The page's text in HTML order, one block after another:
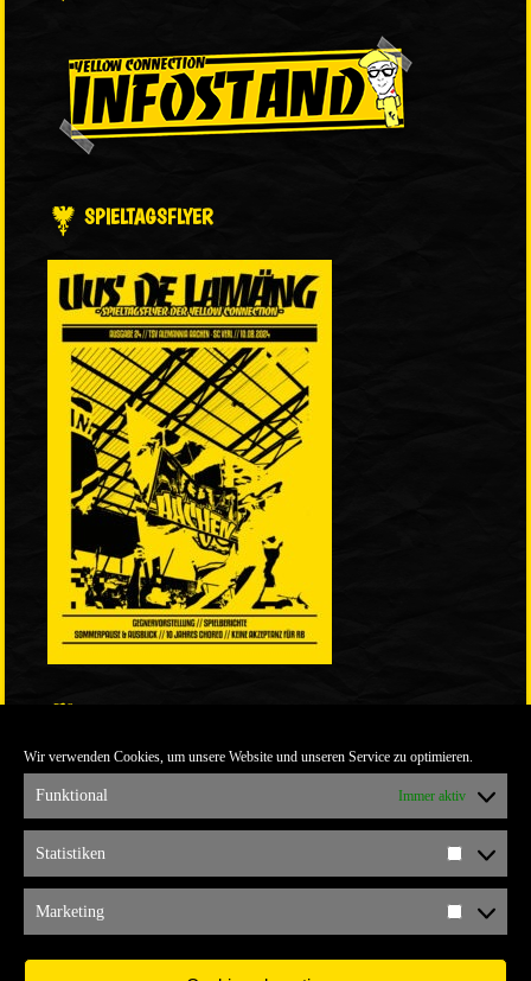
Wir verwenden Cookies, um unsere Website und unseren Service zu optimieren.
Funktional Immer aktiv
Statistiken
Marketing
SPIELTAGSFLYER
ULTRABLOG DER YELLOW CONNECTION
ALEMANNIA VERKAUFT MAN NICHT
ARCHIV
ARCHIV